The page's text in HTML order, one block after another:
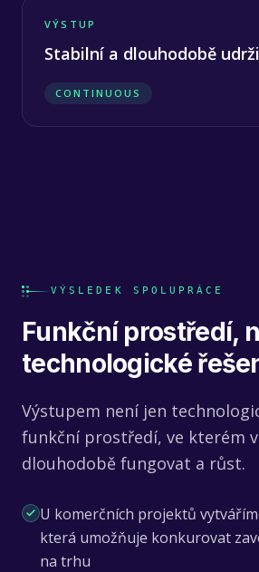
VÝSTUP
Stabilní a dlouhodobě
CONTINUOUS
VÝSLEDEK SPOLUPRÁCE
Funkční prostředí,
technologické
Výstupem není jen
funkční prostředí, ve kterém
dlouhodobě fungovat a růst.
U komerčních projektů
která umožňuje konkurovat
na trhu